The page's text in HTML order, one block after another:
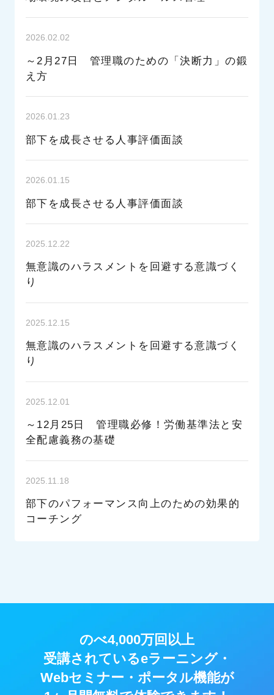
2026.02.02
～2月27日 管理職のための「決断力」の鍛
え方
2026.01.23
部下を成長させる人事評価面談
2026.01.15
部下を成長させる人事評価面談
2025.12.22
無意識のハラスメントを回避する意識づく
り
2025.12.15
無意識のハラスメントを回避する意識づく
り
2025.12.01
～12月25日 管理職必修！労働基準法と安
全配慮義務の基礎
2025.11.18
部下のパフォーマンス向上のための効果的
コーチング
のべ4,000万回以上
受講されているeラーニング・
Webセミナー・ポータル機能が